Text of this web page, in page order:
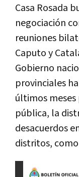
Casa Rosada
negociación
reuniones
Caputo y
Gobierno
provinciales
últimos
pública, la
desacuerdos
distritos,